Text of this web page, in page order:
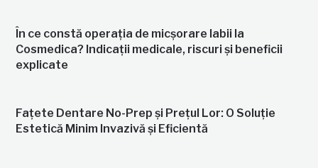
În ce constă operația de micșorare labii la
Cosmedica? Indicații medicale, riscuri și beneficii
explicate
Fațete Dentare No-Prep și Prețul Lor: O Soluție
Estetică Minim Invazivă și Eficientă